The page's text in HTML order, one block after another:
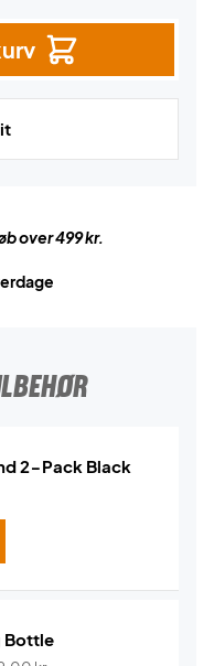
over 499 kr.
2-Pack Black
Bottle